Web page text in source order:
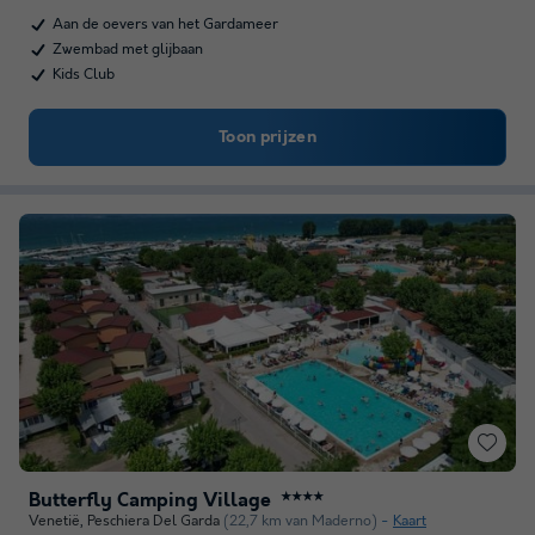
Aan de oevers van het Gardameer
Zwembad met glijbaan
Kids Club
Toon prijzen
Butterfly Camping Village ★★★★
Venetië, Peschiera Del Garda (22,7 km van Maderno) Kaart